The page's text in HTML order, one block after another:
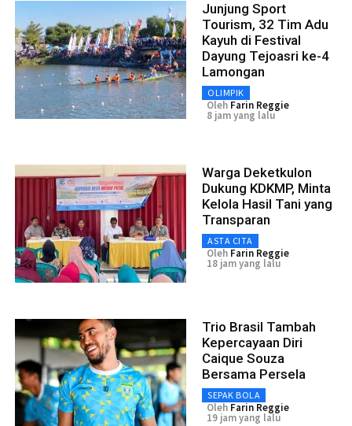
Junjung Sport
Tourism, 32 Tim Adu
Kayuh di Festival
Dayung Tejoasri ke-4
Lamongan
OLIMPIK
Oleh Farin Reggie
8 jam yang lalu
Warga Deketkulon
Dukung KDKMP, Minta
Kelola Hasil Tani yang
Transparan
ASTA CITA
Oleh Farin Reggie
18 jam yang lalu
Trio Brasil Tambah
Kepercayaan Diri
Caique Souza
Bersama Persela
SEPAK BOLA
Oleh Farin Reggie
19 jam yang lalu